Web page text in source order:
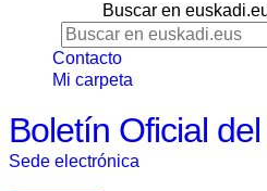
Buscar en
Contacto
Mi carpeta
Boletín Oficial
Sede electrónica